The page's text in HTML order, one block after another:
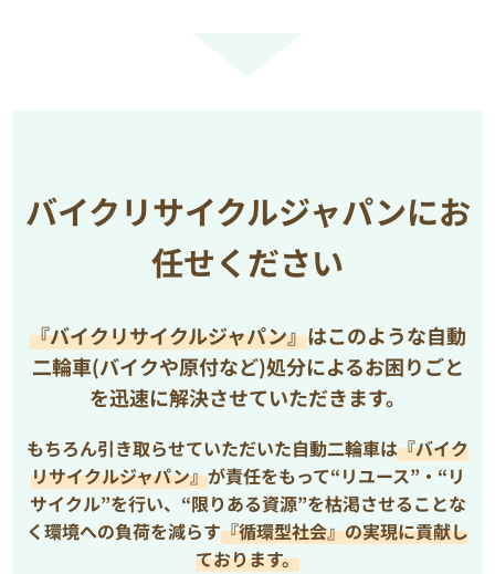
バイクリサイクルジャパンにお
任せください
『バイクリサイクルジャパン』はこのような自動
二輪車(バイクや原付など)処分によるお困りごと
を迅速に解決させていただきます。
もちろん引き取らせていただいた自動二輪車は『バイク
リサイクルジャパン』が責任をもって“リユース”・“リ
サイクル”を行い、 “限りある資源”を枯渇させることな
く環境への負荷を減らす『循環型社会』の実現に貢献し
ております。